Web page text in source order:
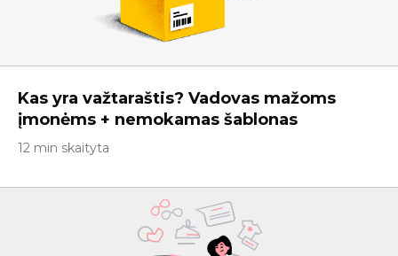
Kas yra važtaraštis? Vadovas mažoms
įmonėms + nemokamas šablonas
12 min skaityta